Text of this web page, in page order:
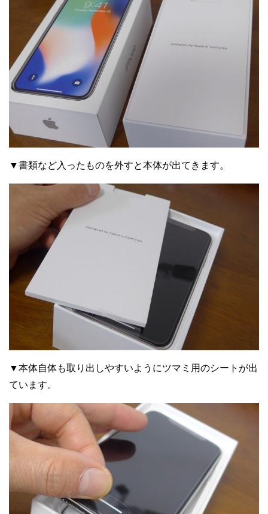
▼書類など入ったものを外すと本体が出てきます。
▼本体自体も取り出しやすいようにツマミ用のシートが出
ています。